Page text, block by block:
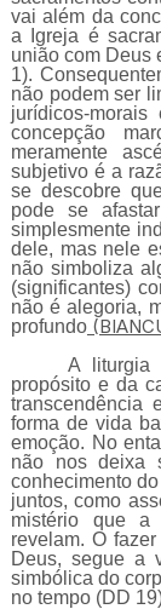
vai além da
a Igreja é
união com Deus
1).
não podem ser
jurídicos-
concepção
meramente
subjetivo é a
se descobre
pode se
simplesmente
dele, mas nele
não simboliza
(significantes)
não é alegoria,
profundo
A liturgia
propósito e da
transcendência
forma de vida
emoção. No
não nos deixa
conhecimento
juntos, como
mistério que a
revelam. O
Deus, segue a
simbólica do
no tempo (DD